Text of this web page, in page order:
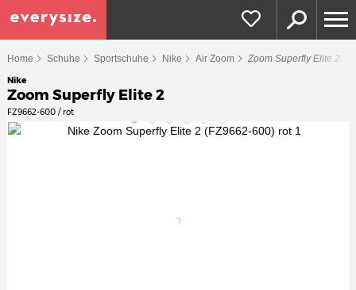
Home Schuhe Sportschuhe Nike Air Zoom Zoom Superfly Elite 2
Nike
Zoom Superfly Elite 2
FZ9662-600 / rot